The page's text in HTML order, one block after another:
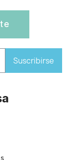
Suscribirse